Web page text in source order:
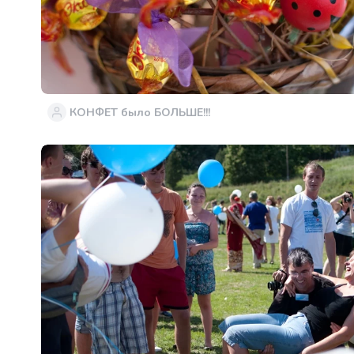
КОНФЕТ было БОЛЬШЕ!!!